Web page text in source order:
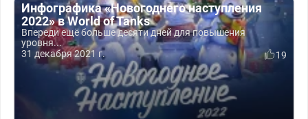
Инфографика «Новогоднего наступления
2022» в World of Tanks
Впереди ещё больше десяти дней для повышения
уровня...
31 декабря 2021 г.
19